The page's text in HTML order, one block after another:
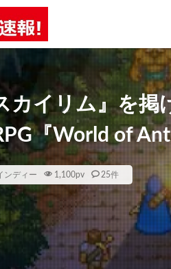
カイリム』を掲
『World of
ンディー 1,100pv 25件